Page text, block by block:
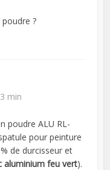
?
min
poudre ALU RL-
pour peinture
de durcisseur et
aluminium feu vert).